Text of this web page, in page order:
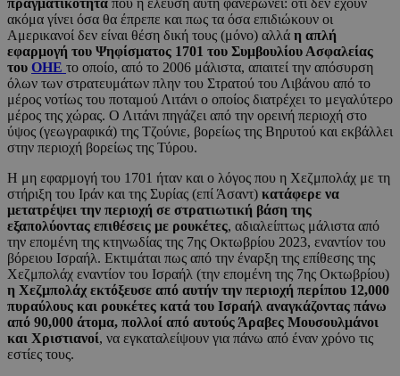
πραγματικότητα που η έλευση αυτή φανερώνει: ότι δεν έχουν
ακόμα γίνει όσα θα έπρεπε και πως τα όσα επιδιώκουν οι
Αμερικανοί δεν είναι θέση δική τους (μόνο) αλλά η απλή
εφαρμογή του Ψηφίσματος 1701 του Συμβουλίου Ασφαλείας
του ΟΗΕ το οποίο, από το 2006 μάλιστα, απαιτεί την απόσυρση
όλων των στρατευμάτων πλην του Στρατού του Λιβάνου από το
μέρος νοτίως του ποταμού Λιτάνι ο οποίος διατρέχει το μεγαλύτερο
μέρος της χώρας. Ο Λιτάνι πηγάζει από την ορεινή περιοχή στο
ύψος (γεωγραφικά) της Τζούνιε, βορείως της Βηρυτού και εκβάλλει
στην περιοχή βορείως της Τύρου.
Η μη εφαρμογή του 1701 ήταν και ο λόγος που η Χεζμπολάχ με τη
στήριξη του Ιράν και της Συρίας (επί Άσαντ) κατάφερε να
μετατρέψει την περιοχή σε στρατιωτική βάση της
εξαπολύοντας επιθέσεις με ρουκέτες, αδιαλείπτως μάλιστα από
την επομένη της κτηνωδίας της 7ης Οκτωβρίου 2023, εναντίον του
βόρειου Ισραήλ. Εκτιμάται πως από την έναρξη της επίθεσης της
Χεζμπολάχ εναντίον του Ισραήλ (την επομένη της 7ης Οκτωβρίου)
η Χεζμπολάχ εκτόξευσε από αυτήν την περιοχή περίπου 12,000
πυραύλους και ρουκέτες κατά του Ισραήλ αναγκάζοντας πάνω
από 90,000 άτομα, πολλοί από αυτούς Άραβες Μουσουλμάνοι
και Χριστιανοί, να εγκαταλείψουν για πάνω από έναν χρόνο τις
εστίες τους.